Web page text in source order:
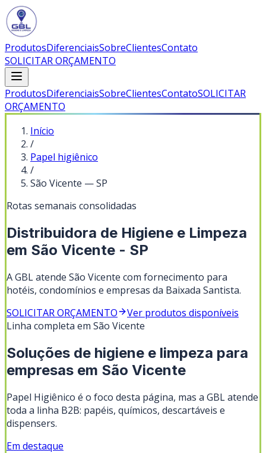
ProdutosDiferenciaisSobreClientesContato
SOLICITAR ORÇAMENTO
ProdutosDiferenciaisSobreClientesContatoSOLICITAR
ORÇAMENTO
Início
/
Papel higiênico
/
São Vicente —SP
Rotas semanais consolidadas
Distribuidora de Higiene e Limpeza
em São Vicente - SP
A GBL atende São Vicente com fornecimento para
hotéis, condomínios e empresas da Baixada Santista.
SOLICITAR ORÇAMENTO
Ver produtos disponíveis
Linha completa em São Vicente
Soluções de higiene e limpeza para
empresas em São Vicente
Papel Higiênico é o foco desta página, mas a GBL atende
toda a linha B2B: papéis, químicos, descartáveis e
dispensers.
Em destaque